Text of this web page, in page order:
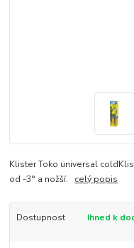
Klister Toko universal
od -3° a nožší. celý popis
Dostupnost Ihned k